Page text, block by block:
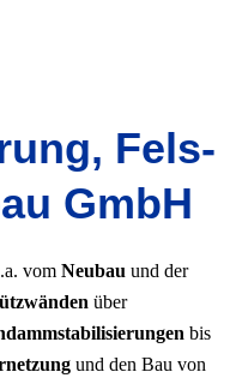
Fels-
GmbH
vom Neubau und der
über
bis
und den Bau von